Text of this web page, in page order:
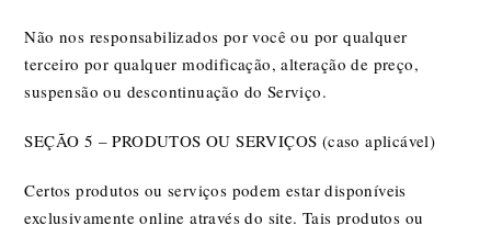
Não nos responsabilizados por você ou por qualquer
terceiro por qualquer modificação, alteração de preço,
suspensão ou descontinuação do Serviço.
SEÇÃO 5 – PRODUTOS OU SERVIÇOS (caso aplicável)
Certos produtos ou serviços podem estar disponíveis
exclusivamente online através do site. Tais produtos ou